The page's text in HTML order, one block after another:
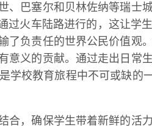
巴塞尔和贝林佐纳等瑞士
过火车陆路进行的，这让学
负责任的世界公民价值观
义的贡献。通过走出日常
学校教育旅程中不可或缺的
，确保学生带着新鲜的活